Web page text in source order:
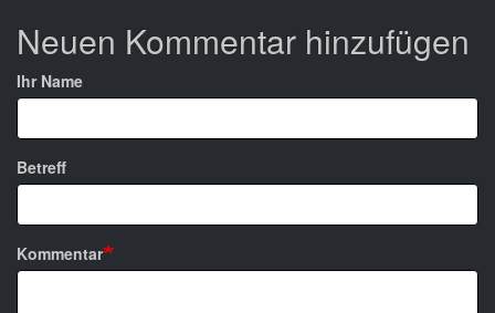
Neuen Kommentar hinzufügen
Ihr Name
Betreff
Kommentar